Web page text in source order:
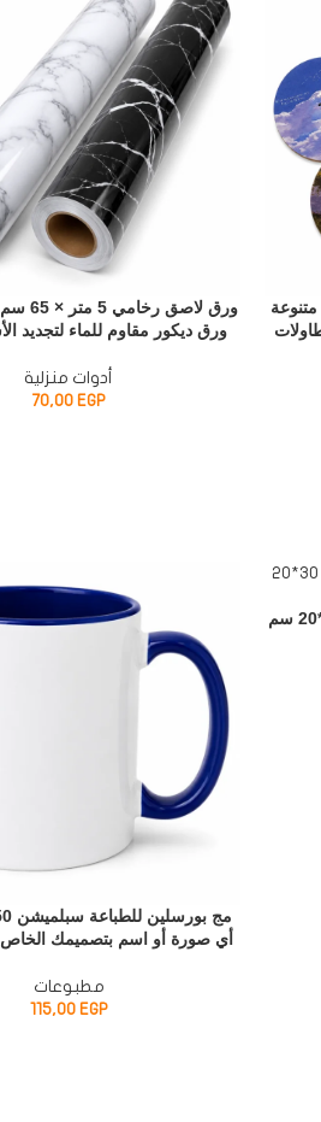
الطاولات
ورق
ورق ديكور مقاوم للماء لتجديد
أدوات منزلية
70,00EGP
بازل خشبي للطباعة سبلميشن مقاس 30*20 سم
أي صورة أو اسم بتصميمك الخاص
مطبوعات
115,00 EGP